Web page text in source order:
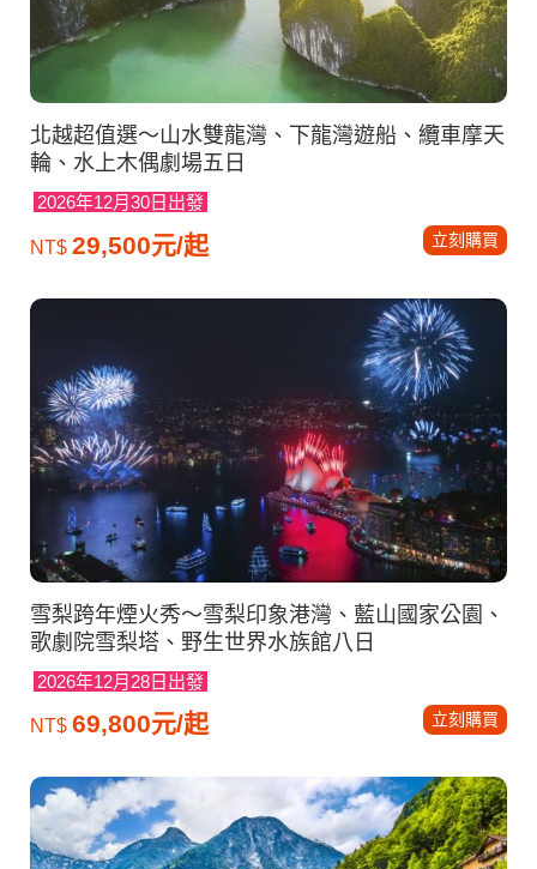
北越超值選～山水雙龍灣、下龍灣遊船、纜車摩天
輪、水上木偶劇場五日
2026年12月30日出發
NT$ 29,500元/起 立刻購買
雪梨跨年煙火秀～雪梨印象港灣、藍山國家公園、
歌劇院雪梨塔、野生世界水族館八日
2026年12月28日出發
NT$ 69,800元/起 立刻購買